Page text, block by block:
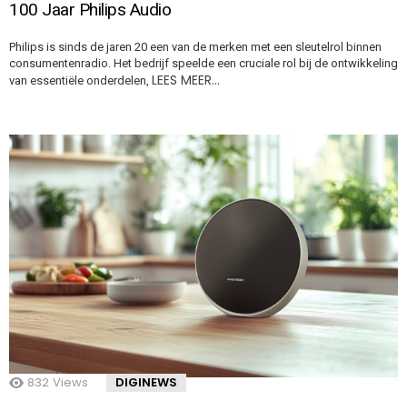
100 Jaar Philips Audio
Philips is sinds de jaren 20 een van de merken met een sleutelrol binnen
consumentenradio. Het bedrijf speelde een cruciale rol bij de ontwikkeling
van essentiële onderdelen, LEES MEER…
832 Views DIGINEWS